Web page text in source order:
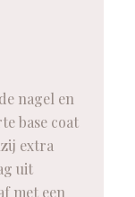
nagel en
base coat
extra
uit
met een